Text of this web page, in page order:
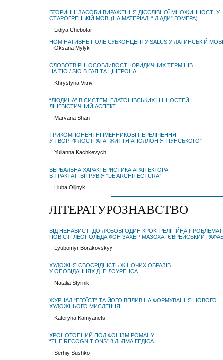
ВТОРИННІ ЗАСОБИ ВИРАЖЕННЯ ДІЄСЛІВНОЇ МНОЖИННОСТІ У
СТАРОГРЕЦЬКІЙ МОВІ (НА МАТЕРІАЛІ “ІЛІАДИ” ГОМЕРА)
Lidiya Chebotar
НОМІНАТИВНЕ ПОЛЕ СУБКОНЦЕПТУ SALUS У ЛАТИНСЬКІЙ МОВІ
Oksana Mylyk
СЛОВОТВІРНІ ОСОБЛИВОСТІ ЮРИДИЧНИХ ТЕРМІНІВ
НА TIO / SIO В ГАЯ ТА ЦІЦЕРОНА
Khrystyna Vitriv
“ЛЮДИНА” В СИСТЕМІ ПЛАТОНІВСЬКИХ ЦІННОСТЕЙ:
ЛІНГВІСТИЧНИЙ АСПЕКТ
Maryana Shan
ТРИКОМПОНЕНТНІ ІМЕННИКОВІ ПЕРЕЛІЧЕННЯ
У ТВОРІ ФІЛОСТРАТА “ЖИТТЯ АПОЛЛОНІЯ ТІУНСЬКОГО”
Yulianna Kachkevych
ВЕРБАЛЬНА ХАРАКТЕРИСТИКА АРХІТЕКТОРА
В ТРАКТАТІ ВІТРУВІЯ “DE ARCHITECTURA”
Liuba Olijnyk
ЛІТЕРАТУРОЗНАВСТВО
ВІД НЕНАВИСТІ ДО ЛЮБОВІ ОДИН КРОК: РЕЛІГІЙНА
ПОВІСТІ ЛЕОПОЛЬДА ФОН ЗАХЕР-МАЗОХА “ЄВРЕЙСЬКИЙ
Lyubomyr Borakovskyy
ХУДОЖНЯ СВОЄРІДНІСТЬ ЖІНОЧИХ ОБРАЗІВ
У ОПОВІДАННЯХ Д. Г. ЛОУРЕНСА
Natalia Styrnik
ЖУРНАЛ “ЕГОЇСТ” ТА ЙОГО ВПЛИВ НА ФОРМУВАННЯ НОВОГО
ХУДОЖНЬОГО МИСЛЕННЯ
Kateryna Kamyanets
ХРОНОТОПНИЙ ПОЛІФОНІЗМ РОМАНУ
“THE RECOGNITIONS” ВІЛЬЯМА ГЕДІСА
Serhiy Sushko